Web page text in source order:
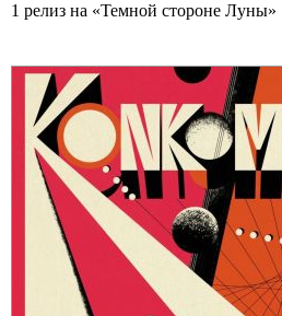
1 релиз на «Темной стороне Луны»